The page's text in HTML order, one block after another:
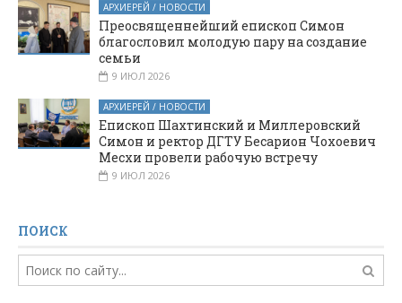
АРХИЕРЕЙ / НОВОСТИ
Преосвященнейший епископ Симон
благословил молодую пару на создание
семьи
9 ИЮЛ 2026
АРХИЕРЕЙ / НОВОСТИ
Епископ Шахтинский и Миллеровский
Симон и ректор ДГТУ Бесарион Чохоевич
Месхи провели рабочую встречу
9 ИЮЛ 2026
ПОИСК